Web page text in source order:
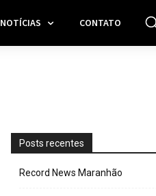
NOTÍCIAS CONTATO
Posts recentes
Record News Maranhão